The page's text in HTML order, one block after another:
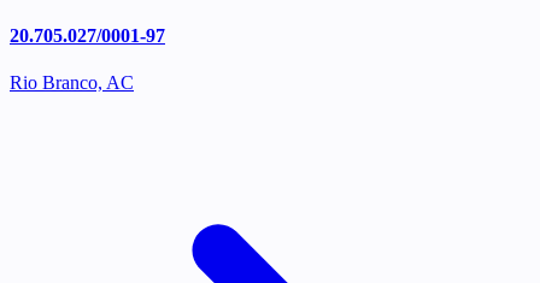
20.705.027/0001-97
Rio Branco, AC